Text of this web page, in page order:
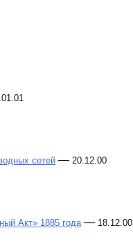
сетей — 20.12.00
Акт» 1885 года — 18.12.00